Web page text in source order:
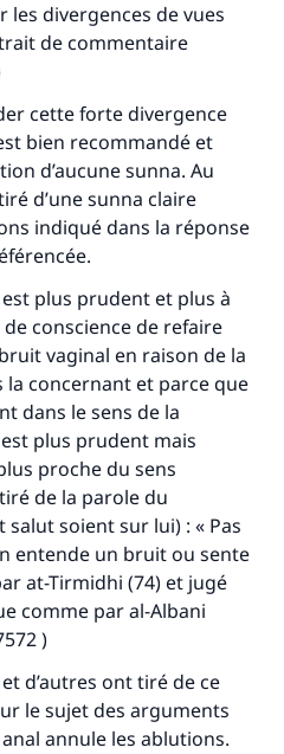
les divergences de vues
de commentaire
cette forte divergence
bien recommandé et
d’aucune sunna. Au
d’une sunna claire
indiqué dans la réponse
est plus prudent et plus à
conscience de refaire
vaginal en raison de la
concernant et parce que
dans le sens de la
plus prudent mais
proche du sens
de la parole du
soient sur lui) : « Pas
entende un bruit ou sente
at-Tirmidhi (74) et jugé
comme par al-Albani
)
d’autres ont tiré de ce
le sujet des arguments
annule les ablutions.
(Paix sur lui) a dit:
bonne action obtient la
que celui qui le fait."
1893)
IslamQA